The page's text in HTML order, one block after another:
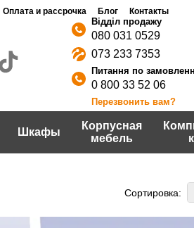
Оплата и рассрочка Блог
Контакты
Договор публичной оферты
080 031 0529
073 233 7353
0 800 33 52 06
Перезвонить вам?
Шкафы
Корпусная
мебель
Сортировка: